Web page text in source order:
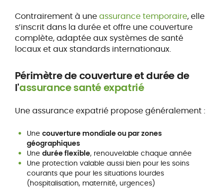
Contrairement à uneassurance temporaire, elle
s’inscrit dans la durée et offre une couverture
complète, adaptée aux systèmes de santé
locaux et aux standards internationaux.
Périmètre de couverture et durée de
l'assurance santé expatrié
Une assurance expatrié propose généralement :
Une couverture mondiale ou par zones
géographiques
Une durée flexible, renouvelable chaque année
Une protection valable aussi bien pour les soins
courants que pour les situations lourdes
(hospitalisation, maternité, urgences)